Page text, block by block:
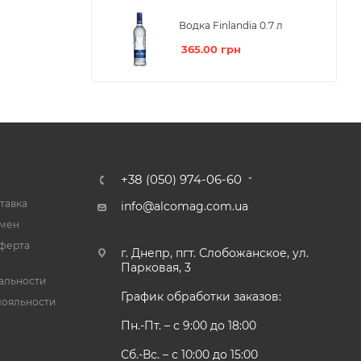
Водка Finlandia 0.7 л
365.00 грн
+38 (050) 974-06-60
info@alcomag.com.ua
г. Днепр, пгт. Слобожанское, ул.
Парковая, 3
График обработки заказов:
Пн.-Пт. – с 9:00 до 18:00
Сб.-Вс. – с 10:00 до 15:00